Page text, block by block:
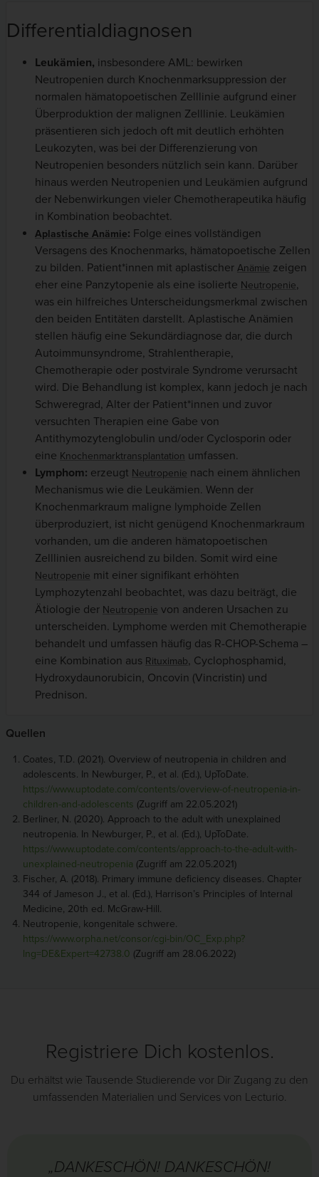
Differentialdiagnosen
Leukämien, insbesondere AML: bewirken
Neutropenien durch Knochenmarksuppression der
normalen hämatopoetischen Zelllinie aufgrund einer
Überproduktion der malignen Zelllinie. Leukämien
präsentieren sich jedoch oft mit deutlich erhöhten
Leukozyten, was bei der Differenzierung von
Neutropenien besonders nützlich sein kann. Darüber
hinaus werden Neutropenien und Leukämien aufgrund
der Nebenwirkungen vieler Chemotherapeutika häufig
in Kombination beobachtet.
Aplastische Anämie: Folge eines vollständigen
Versagens des Knochenmarks, hämatopoetische Zellen
zu bilden. Patient*innen mit aplastischer Anämie zeigen
eher eine Panzytopenie als eine isolierte Neutropenie,
was ein hilfreiches Unterscheidungsmerkmal zwischen
den beiden Entitäten darstellt. Aplastische Anämien
stellen häufig eine Sekundärdiagnose dar, die durch
Autoimmunsyndrome, Strahlentherapie,
Chemotherapie oder postvirale Syndrome verursacht
wird. Die Behandlung ist komplex, kann jedoch je nach
Schweregrad, Alter der Patient*innen und zuvor
versuchten Therapien eine Gabe von
Antithymozytenglobulin und/oder Cyclosporin oder
eine Knochenmarktransplantation umfassen.
Lymphom: erzeugt Neutropenie nach einem ähnlichen
Mechanismus wie die Leukämien. Wenn der
Knochenmarkraum maligne lymphoide Zellen
überproduziert, ist nicht genügend Knochenmarkraum
vorhanden, um die anderen hämatopoetischen
Zelllinien ausreichend zu bilden. Somit wird eine
Neutropenie mit einer signifikant erhöhten
Lymphozytenzahl beobachtet, was dazu beiträgt, die
Ätiologie der Neutropenie von anderen Ursachen zu
unterscheiden. Lymphome werden mit Chemotherapie
behandelt und umfassen häufig das R-CHOP-Schema –
eine Kombination aus Rituximab, Cyclophosphamid,
Hydroxydaunorubicin, Oncovin (Vincristin) und
Prednison.
Quellen
Coates, T.D. (2021). Overview of neutropenia in children and
adolescents. In Newburger, P., et al. (Ed.), UpToDate.
https://www.uptodate.com/contents/overview-of-neutropenia-in-
children-and-adolescents (Zugriff am 22.05.2021)
Berliner, N. (2020). Approach to the adult with unexplained
neutropenia. In Newburger, P., et al. (Ed.), UpToDate.
https://www.uptodate.com/contents/approach-to-the-adult-with-
unexplained-neutropenia (Zugriff am 22.05.2021)
Fischer, A. (2018). Primary immune deficiency diseases. Chapter
344 of Jameson J., et al. (Ed.), Harrison’s Principles of Internal
Medicine, 20th ed. McGraw-Hill.
Neutropenie, kongenitale schwere.
https://www.orpha.net/consor/cgi-bin/OC_Exp.php?
lng=DE&Expert=42738.0 (Zugriff am 28.06.2022)
Registriere Dich kostenlos.
Du erhältst wie Tausende Studierende vor Dir Zugang zu den
umfassenden Materialien und Services von Lecturio.
„DANKESCHÖN! DANKESCHÖN!